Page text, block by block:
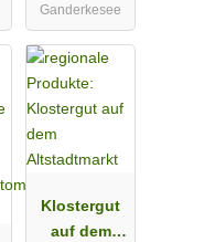
Ganderkesee
Klostergut
auf dem